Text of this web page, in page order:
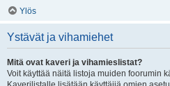
Ylös
Ystävät ja vihamiehet
Mitä ovat kaveri ja vihamieslistat?
Voit käyttää näitä listoja muiden foorumin